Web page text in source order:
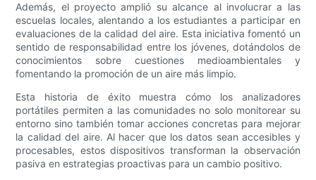
Además, el proyecto amplió su alcance al involucrar a las
escuelas locales, alentando a los estudiantes a participar en
evaluaciones de la calidad del aire. Esta iniciativa fomentó un
sentido de responsabilidad entre los jóvenes, dotándolos de
conocimientos sobre cuestiones medioambientales y
fomentando la promoción de un aire más limpio.
Esta historia de éxito muestra cómo los analizadores
portátiles permiten a las comunidades no solo monitorear su
entorno sino también tomar acciones concretas para mejorar
la calidad del aire. Al hacer que los datos sean accesibles y
procesables, estos dispositivos transforman la observación
pasiva en estrategias proactivas para un cambio positivo.